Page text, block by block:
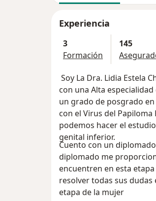
Experiencia
3
Formación
145
Soy La Dra. Lidia Estela
con una Alta
un grado de posgrado
con el Virus del
podemos hacer el
genital inferior.
Cuento con un
diplomado me
encuentren en esta
resolver todas sus
etapa de la mujer